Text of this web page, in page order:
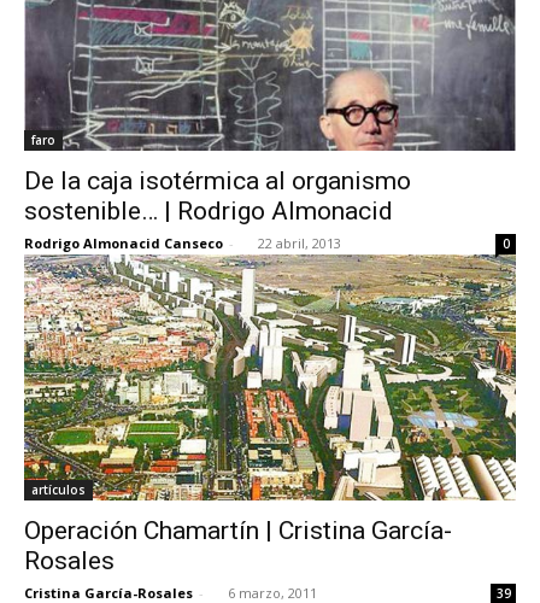
faro
De la caja isotérmica al organismo
sostenible… | Rodrigo Almonacid
Rodrigo Almonacid Canseco - 22 abril, 2013 0
artículos
Operación Chamartín | Cristina García-
Rosales
Cristina García-Rosales - 6 marzo, 2011 39